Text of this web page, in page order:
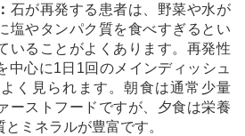
石が再発する患者は、野菜や水が
塩やタンパク質を食べすぎるとい
いることがよくあります。再発性
中心に1日1回のメインディッシュ
く見られます。朝食は通常少量
ーストフードですが、夕食は栄養
ミネラルが豊富です。